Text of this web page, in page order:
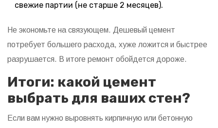
свежие партии (не старше 2 месяцев).
Не экономьте на связующем. Дешевый цемент
потребует большего расхода, хуже ложится и быстрее
разрушается. В итоге ремонт обойдется дороже.
Итоги: какой цемент
выбрать для ваших стен?
Если вам нужно выровнять кирпичную или бетонную